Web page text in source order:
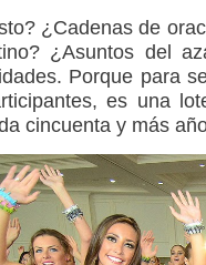
¿Cadenas de
¿Asuntos del
Porque para
es una
cincuenta y más